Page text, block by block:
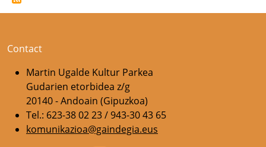
Contact
Martin Ugalde Kultur Parkea
Gudarien etorbidea z/g
20140 - Andoain (Gipuzkoa)
Tel.: 623-38 02 23 / 943-30 43 65
komunikazioa@gaindegia.eus